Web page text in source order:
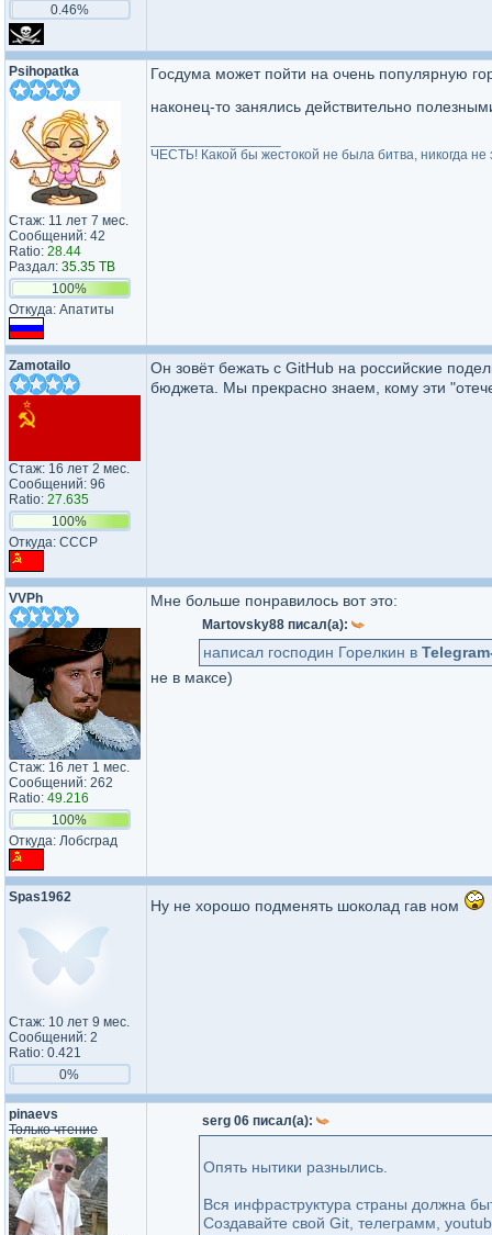
0.46%
Psihopatka
Стаж: 11 лет 7 мес.
Сообщений: 42
Ratio: 28.44
Раздал: 35.35 TB
100%
Откуда: Апатиты
Госдума может пойти на очень популярную
наконец-то занялись действительно
ЧЕСТЬ! Какой бы жестокой не была битва, никогда не
Zamotailo
Стаж: 16 лет 2 мес.
Сообщений: 96
Ratio: 27.635
100%
Откуда: СССР
Он зовёт бежать с GitHub на российские
бюджета. Мы прекрасно знаем, кому эти
VVPh
Стаж: 16 лет 1 мес.
Сообщений: 262
Ratio: 49.216
100%
Откуда: Лобсград
Мне больше понравилось вот это:
Martovsky88 писал(а):
написал господин Горелкин в
не в максе)
Spas1962
Стаж: 10 лет 9 мес.
Сообщений: 2
Ratio: 0.421
0%
Ну не хорошо подменять шоколад гав ном
pinaevs
Только чтение
serg 06 писал(а):
Опять нытики разнылись.
Вся инфраструктура страны должна
Создавайте свой Git, телеграмм,